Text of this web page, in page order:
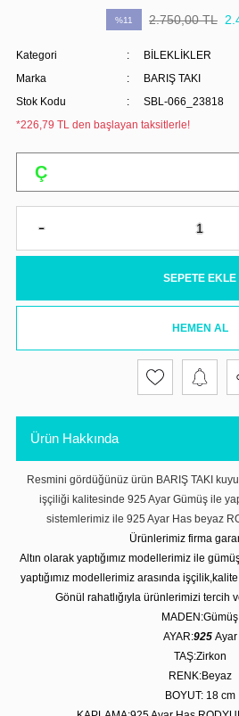
%11 2.750,00 TL
Kategori
BİLEKLİKLER
Marka
BARIŞ TAKI
Stok Kodu
SBL-066_23818
*226,79 TL den başlayan taksitlerle!
SEPETE EKLE
HEMEN AL
Ürün Hakkında
Resmini gördüğünüz ürün BARIŞ TAKI
işçiliği kalitesinde 925 Ayar Gümüş ile
sistemlerimiz ile 925 Ayar Has beyaz
Ürünlerimiz firma
Altın olarak yaptığımız modellerimiz ile
yaptığımız modellerimiz arasında
Gönül rahatlığıyla ürünlerimizi tercih
MADEN:Gümüş
AYAR:925 Ayar
TAŞ:Zirkon
RENK:Beyaz
BOYUT: 18 cm